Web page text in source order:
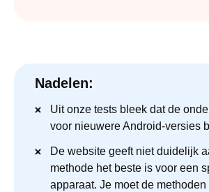
Nadelen:
Uit onze tests bleek dat de
voor nieuwere Android-versies
De website geeft niet duidelijk
methode het beste is voor een
apparaat. Je moet de